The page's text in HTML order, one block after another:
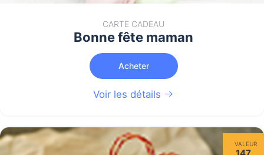
CARTE CADEAU
Bonne fête maman
Acheter
Voir les détails
VALEUR